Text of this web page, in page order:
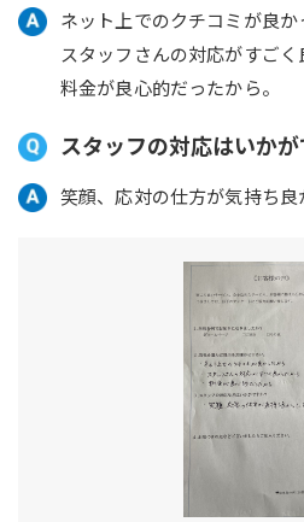
ネット上でのクチコミが良か
スタッフさんの対応がすごく
料金が良心的だったから。
スタッフの対応はいかが
笑顔、応対の仕方が気持ち良